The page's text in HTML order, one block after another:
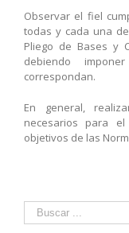
Observar el fiel
todas y cada una
Pliego de Bases y
debiendo
correspondan.
En general,
necesarios para
objetivos de las